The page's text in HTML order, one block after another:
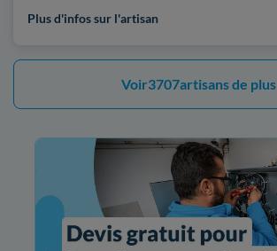
Plus d'infos sur l'artisan
Voir3707artisans de plus